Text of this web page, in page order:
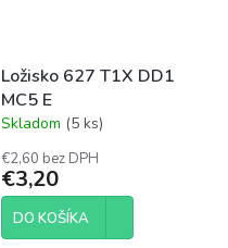
Ložisko 627 T1X DD1
MC5 E
Priemerné
produktu
je
5,0
Skladom (5 ks)
€2,60 bez DPH
€3,20
DO KOŠÍKA